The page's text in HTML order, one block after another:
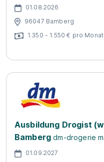
01.08.2026
96047 Bamberg
1.350 - 1.550 € pro Monat
Ausbildung Drogist
Bamberg dm-drogerie
01.09.2027